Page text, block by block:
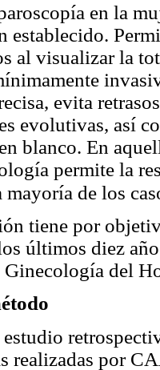
en la
establecido.
al visualizar la
evita
evolutivas, así
blanco. En
permite la
mayoría de los
tiene por
últimos diez
Ginecología del
estudio
realizadas por